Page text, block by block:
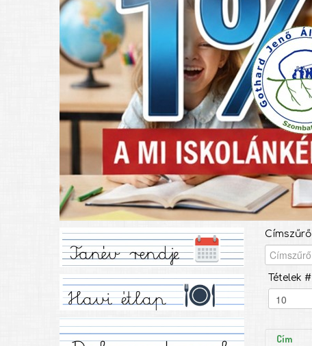
Címszűrő
Tételek #
Cím